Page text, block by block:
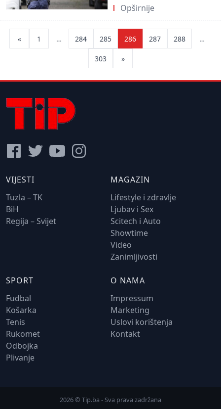
Opširnije
pagination
« 1 … 284 285 286 287 288 …
303 »
VIJESTI
Tuzla – TK
BiH
Regija – Svijet
MAGAZIN
Lifestyle i zdravlje
Ljubav i Sex
Scitech i Auto
Showtime
Video
Zanimljivosti
SPORT
Fudbal
Košarka
Tenis
Rukomet
Odbojka
Plivanje
O NAMA
Impressum
Marketing
Uslovi korištenja
Kontakt
2026 © Tip.ba - Sva prava zadržana